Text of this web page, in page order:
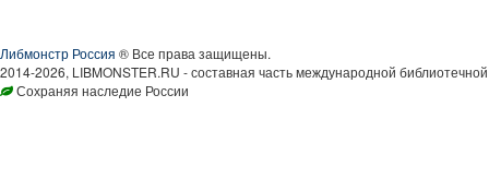
Либмонстр Россия ® Все права защищены.
2014-2026, LIBMONSTER.RU - составная часть международной
Сохраняя наследие России